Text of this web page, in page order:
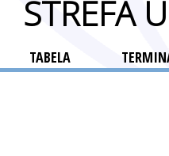
STREFA
TABELA